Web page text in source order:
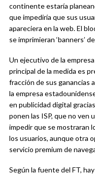
continente estaría
que impediría que sus
apareciera en la web. El
se imprimieran ‘banners’
Un ejecutivo de la
principal de la medida es
fracción de sus ganancias
la empresa
en publicidad digital
ponen las ISP, que no ven
impedir que se mostraran
los usuarios, aunque otra
servicio premium de
Según la fuente del FT,